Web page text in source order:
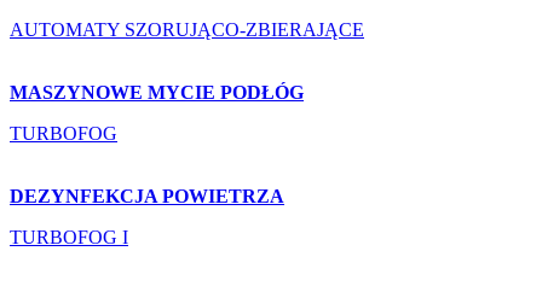
AUTOMATY SZORUJĄCO-ZBIERAJĄCE
MASZYNOWE MYCIE PODŁÓG
TURBOFOG
DEZYNFEKCJA POWIETRZA
TURBOFOG I